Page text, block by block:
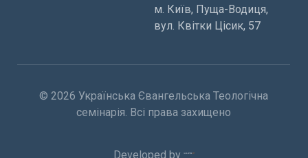
м. Київ, Пуща-Водиця,
вул. Квітки Цісик, 57
© 2026 Українська Євангельська Теологічна
семінарія. Всі права захищено
Developed by